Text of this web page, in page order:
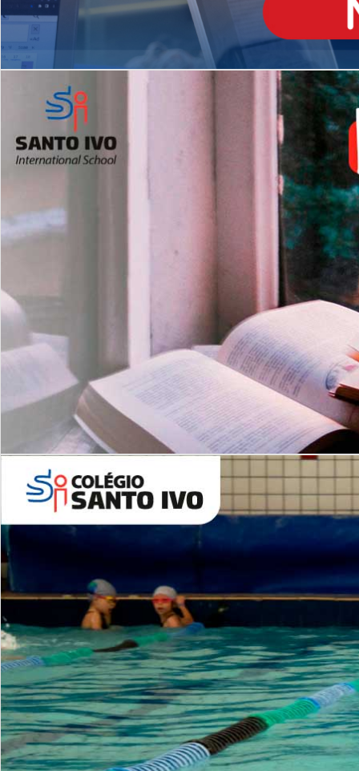
Matrículas Abertas 2026
Leituras Literárias
2º AO 5º ANO FUNDAMENTAL
es
Com imersão Bilingue - Anos
Finais
6º AO 9º ANO FUNDAMENTAL
Inglês: Turmas Reduzidas
(Proficiência)
ALUNOS NOVOS
Entre em Contato
INSTITUCIONAL